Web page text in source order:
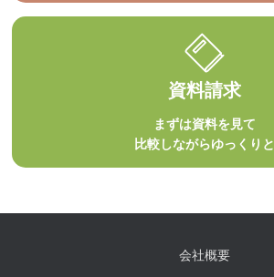
資料請求
まずは資料を見て
比較しながらゆっくりと
会社概要